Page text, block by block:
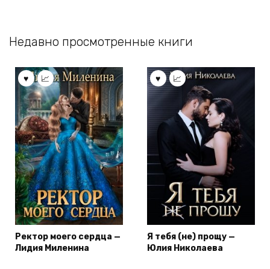
Недавно просмотренные книги
Ректор моего сердца —
Лидия Миленина
Я тебя (не) прощу —
Юлия Николаева